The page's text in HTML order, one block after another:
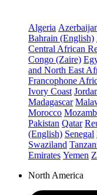
Algeria
Bahrain (English)
Central African
Congo (Zaire)
and North East
Francophone
Ivory Coast
Madagascar
Morocco
Pakistan Qatar
(English) Senegal
Swaziland
Emirates Yemen
North America